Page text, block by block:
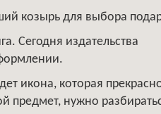
козырь для выбора
Сегодня издательства
икона, которая
предмет, нужно